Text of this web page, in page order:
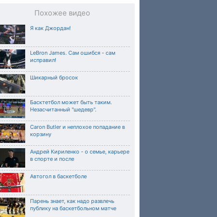
Похожее видео
Я как Джордан!
LeBron James. Сам ошибся - сам
исправил!
Шикарный бросок
Басктетбол может быть таким.
Незасчитанный "шедевр".
Caron Butler и неплохое попадание в
корзину
Андрей Кириленко - о семье, карьере
в спорте и после
Автогол в баскетболе
Парень знает, как надо развлечь
публику на баскетбольном матче